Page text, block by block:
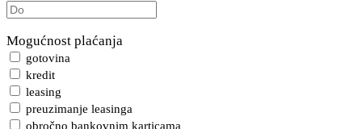
Mogućnost plaćanja
gotovina
kredit
leasing
preuzimanje leasinga
obročno bankovnim karticama